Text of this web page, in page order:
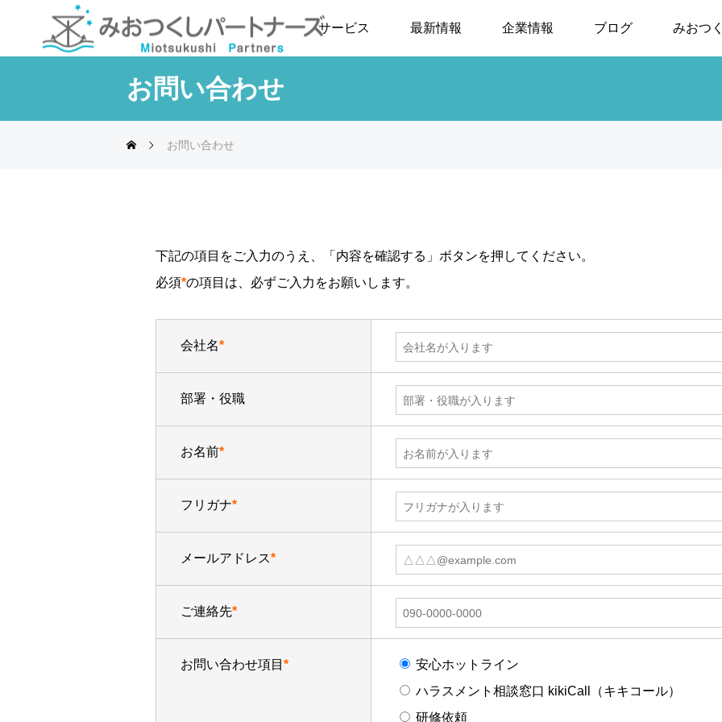
サービス 最新情報 企業情報 ブログ みおつ
サービス一覧
お問い合わせ
お問い合わせ
下記の項目をご入力のうえ、「内容を確認する」ボタンを押してください。
必須*の項目は、必ずご入力をお願いします。
会社名*
部署・役職
お名前*
フリガナ*
メールアドレス*
ご連絡先*
お問い合わせ項目 *
安心ホットライン
ハラスメント相談窓口 kikiCall（キキコール）
研修依頼